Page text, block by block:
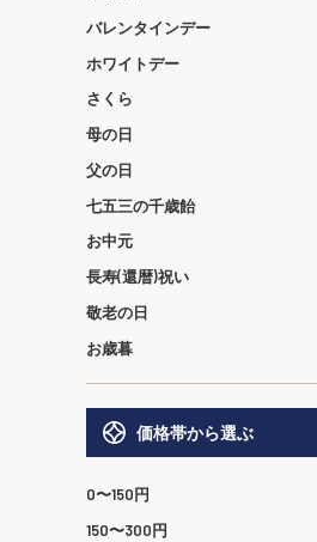
バレンタインデー
ホワイトデー
さくら
母の日
父の日
七五三の千歳飴
お中元
長寿(還暦)祝い
敬老の日
お歳暮
価格帯から選ぶ
0〜150円
150〜300円